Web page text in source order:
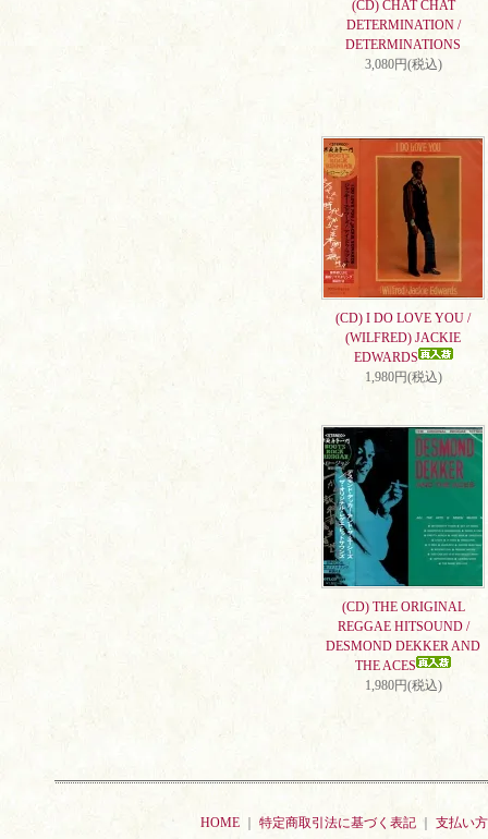
(CD) CHAT CHAT
DETERMINATION /
DETERMINATIONS
3,080円(税込)
(CD) I DO LOVE YOU /
(WILFRED) JACKIE
EDWARDS
1,980円(税込)
(CD) THE ORIGINAL
REGGAE HITSOUND /
DESMOND DEKKER AND
THE ACES
1,980円(税込)
HOME 特定商取引法に基づく表記 ｜ 支払い